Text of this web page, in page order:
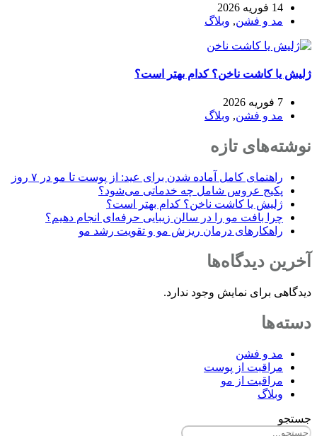
14 فوریه 2026
مد و فشن, وبلاگ
ژلیش یا کاشت ناخن؟ کدام بهتر است؟
7 فوریه 2026
مد و فشن, وبلاگ
نوشته‌های تازه
راهنمای کامل آماده شدن برای عید: از پوست تا مو در ۷ روز
پکیج عروس شامل چه خدماتی می‌شود؟
ژلیش یا کاشت ناخن؟ کدام بهتر است؟
چرا بافت مو را در سالن زیبایی حرفه‌ای انجام دهیم؟
راهکارهای درمان ریزش مو و تقویت رشد مو
آخرین دیدگاه‌ها
دیدگاهی برای نمایش وجود ندارد.
دسته‌ها
مد و فشن
مراقبت از پوست
مراقبت از مو
وبلاگ
جستجو